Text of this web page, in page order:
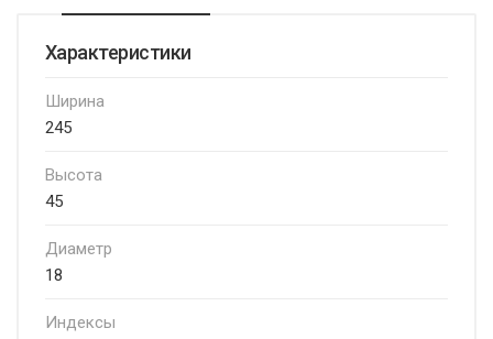
Характеристики
Ширина
245
Высота
45
Диаметр
18
Индексы